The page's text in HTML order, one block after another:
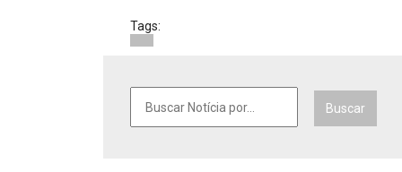
Tags:
Buscar